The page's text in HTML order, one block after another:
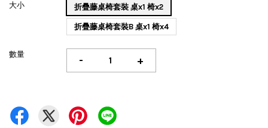
大小 折疊藤桌椅套裝 桌x1 椅x2
折疊藤桌椅套裝B 桌x1 椅x4
數量 - +